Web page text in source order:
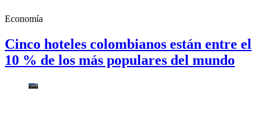
Economía
Cinco hoteles colombianos están entre el
10 % de los más populares del mundo